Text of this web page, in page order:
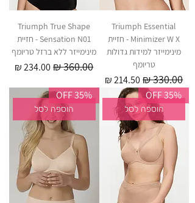
Triumph Essential
Minimizer W X - חזיית
מינימייזר למידות גדולות
טריומף
מחיר רגיל‏330.00 ‏₪ מחיר מבצע
Triumph True Shape
Sensation N01 - חזיית
מינימייזר ללא ברזל טריומף
מחיר רגיל‏360.00 ‏₪ מחיר מבצע
הוספה לסל
35% OFF
הוספה לסל
35% OFF